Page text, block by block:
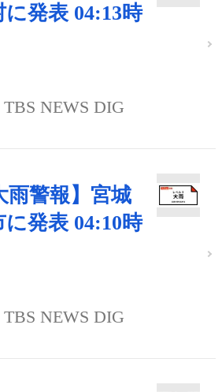
発表 04:13時
TBS NEWS DIG
雨警報】宮城
発表 04:10時
TBS NEWS DIG